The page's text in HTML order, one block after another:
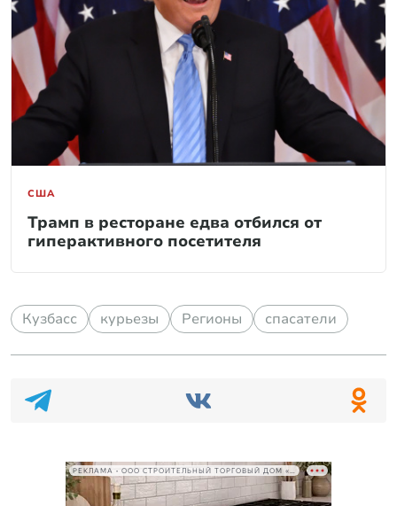
США
Трамп в ресторане едва отбился от
гиперактивного посетителя
Кузбасс курьезы Регионы спасатели
РЕКЛАМА • ООО СТРОИТЕЛЬНЫЙ ТОРГОВЫЙ ДОМ «ПЕТРОВИЧ», ИНН 7802348846